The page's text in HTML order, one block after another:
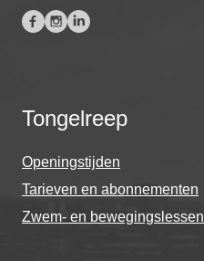
Tongelreep
Openingstijden
Tarieven en abonnementen
Zwem- en bewegingslessen